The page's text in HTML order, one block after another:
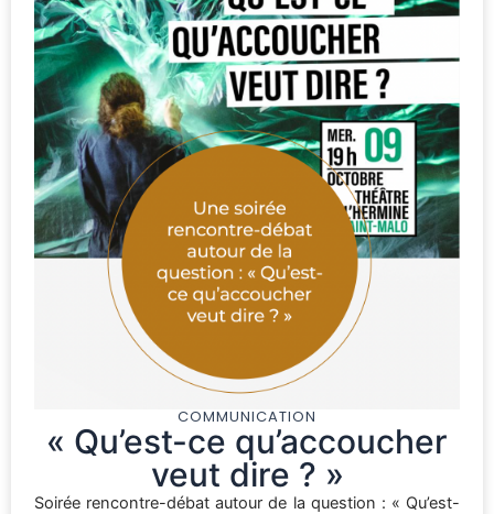
COMMUNICATION
« Qu’est-ce qu’accoucher
veut dire ? »
Soirée rencontre-débat autour de la question : « Qu’est-